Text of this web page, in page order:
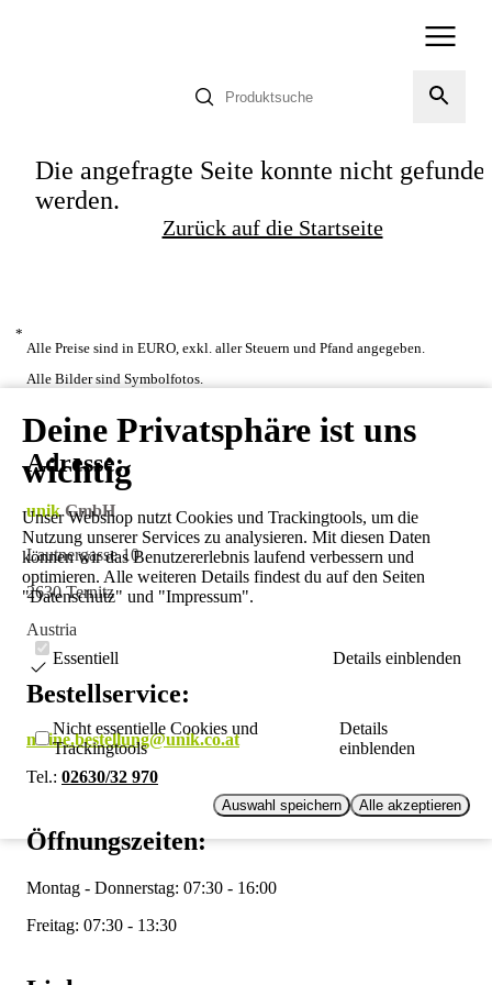
Deine Privatsphäre ist uns
wichtig
Unser Webshop nutzt Cookies und Trackingtools, um die
Nutzung unserer Services zu analysieren. Mit diesen Daten
können wir das Benutzererlebnis laufend verbessern und
optimieren. Alle weiteren Details findest du auf den Seiten
"Datenschutz" und "Impressum".
Essentiell Details einblenden
Nicht essentielle Cookies und
Trackingtools
Details
einblenden
Auswahl speichern Alle akzeptieren
Die angefragte Seite konnte nicht
werden.
Zurück auf die Startseite
*
Alle Preise sind in EURO, exkl. aller Steuern und Pfand angegeben.
Alle Bilder sind Symbolfotos.
Adresse:
unikGmbH
Lautnergasse 10
2630 Ternitz
Austria
Bestellservice:
meine.bestellung@unik.co.at
Tel.: 02630/32 970
Öffnungszeiten:
Montag - Donnerstag: 07:30 - 16:00
Freitag: 07:30 - 13:30